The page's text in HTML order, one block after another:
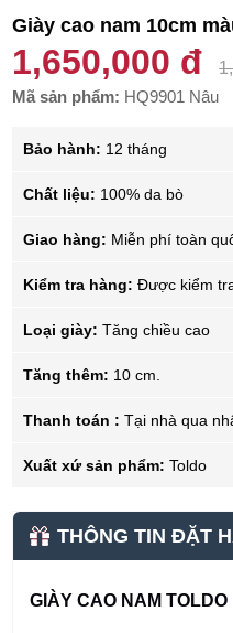
Giày cao nam 10cm
1,650,000 đ
Mã sản phẩm: HQ9901 Nâu
Bảo hành: 12 tháng
Chất liệu: 100% da bò
Giao hàng: Miễn phí toàn
Kiểm tra hàng: Được kiểm
Loại giày: Tăng chiều cao
Tăng thêm: 10 cm.
Thanh toán : Tại nhà qua
Xuất xứ sản phẩm: Toldo
THÔNG TIN ĐẶT
GIÀY CAO NAM TOLDO